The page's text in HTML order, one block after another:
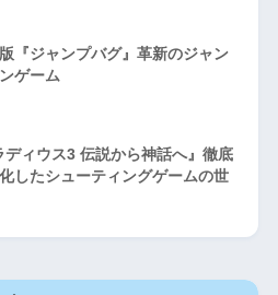
『ジャンプバグ』革新のジャン
ゲーム
ディウス3 伝説から神話へ』徹底
したシューティングゲームの世